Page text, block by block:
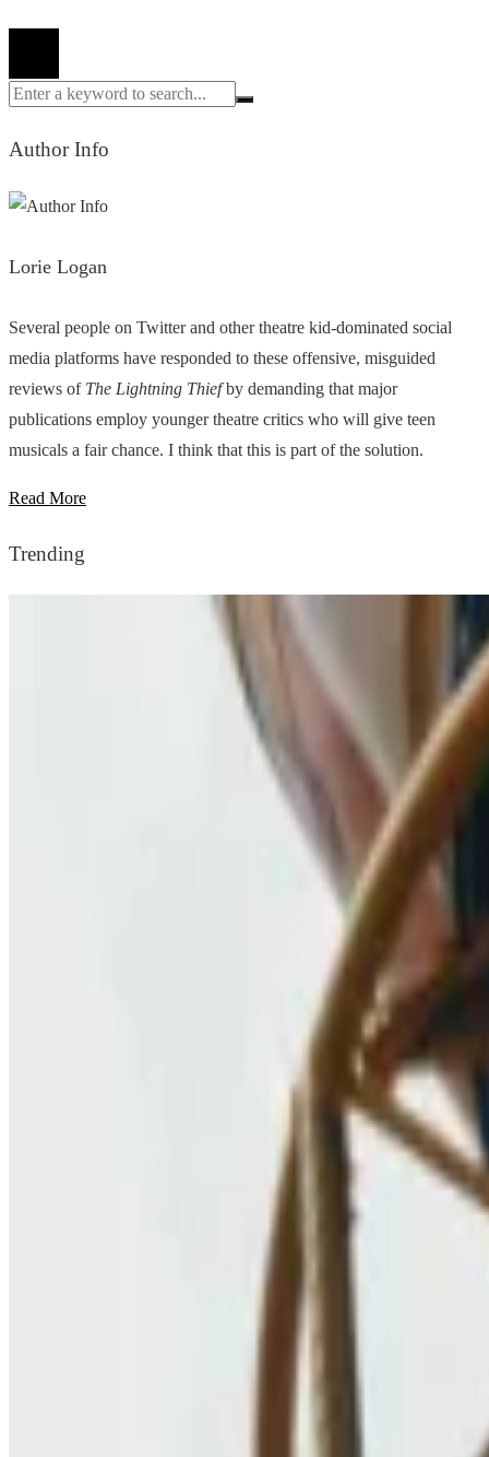
Author Info
Lorie Logan
Several people on Twitter and other theatre kid-dominated social
media platforms have responded to these offensive, misguided
reviews of The Lightning Thiefby demanding that major
publications employ younger theatre critics who will give teen
musicals a fair chance. I think that this is part of the solution.
Read More
Trending